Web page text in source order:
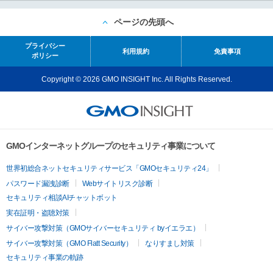
ページの先頭へ
プライバシー
ポリシー
利用規約 免責事項
Copyright © 2026 GMO INSIGHT Inc. All Rights Reserved.
GMOインターネットグループのセキュリティ事業について
世界初総合ネットセキュリティサービス「GMOセキュリティ24」
パスワード漏洩診断
Webサイトリスク診断
セキュリティ相談AIチャットボット
実在証明・盗聴対策
サイバー攻撃対策（GMOサイバーセキュリティ byイエラエ）
サイバー攻撃対策（GMO Flatt Security）
なりすまし対策
セキュリティ事業の軌跡